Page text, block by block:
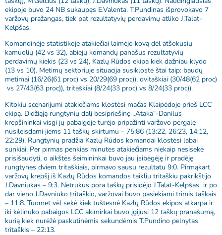
ekipoje buvo 24 NB sukaupęs E.Valenta. T.Pundinas išprovokavo 7
varžovų pražangas, tiek pat rezultatyvių perdavimų atliko J.Talat-
Kelpšas.
Komandinėje statistikoje atakiečiai laimėjo kovą dėl atšokusių
kamuolių (42 vs 32), abiejų komandų panašus rezultatyvių
perdavimų kiekis (23 vs 24), Kazlų Rūdos ekipa kiek dažniau klydo
(13 vs 10). Metimų sektoriuje situacija susiklostė štai taip: baudų
metimai (16/26(61 proc) vs 20/29(69 proc)), dvitaškiai (30/48(62 proc)
vs 27/43(63 proc)), tritaškiai (8/24(33 proc) vs 8/24(33 proc)).
Kitokiu scenarijumi atakiečiams klostėsi mačas Klaipėdoje prieš LCC
ekipą. Didžiąją rungtynių dalį besipriešinę „Ataka“-Danilus
krepšininkai visgi jų pabaigoje turėjo pripažinti varžovo pergalę
nusileisdami jiems 11 taškų skirtumu – 75:86 (13:22, 26:23, 14:12,
22:29). Rungtynių pradžia Kazlų Rūdos komandai klostėsi labai
sunkiai. Per pirmas penkias minutes atakiečiams niekaip nesisekė
prisišaudyti, o aikštės šeimininkai buvo jau įsibėgėję ir pradėję
rungtynes dviem tritaškiais, pirmavo sausu rezultatu 9:0. Pirmąkart
varžovų krepšį iš Kazlų Rūdos komandos taikliu tritaškiu pakrikštijo
J.Davniukas – 9:3. Netrukus pora taškų prisidėjo J.Talat-Kelpšas ir po
dar vieno J.Davniuko tritaškio, varžovai buvo pasiekiami trimis taškais
– 11:8. Tuomet vėl sekė kiek tuštesnė Kazlų Rūdos ekipos atkarpa ir
iki kėlinuko pabaigos LCC akimirkai buvo įgijusi 12 taškų pranašumą,
kurią kiek nurėžė paskutinėmis sekundėmis T.Pundino pelnytas
tritaškis – 22:13.